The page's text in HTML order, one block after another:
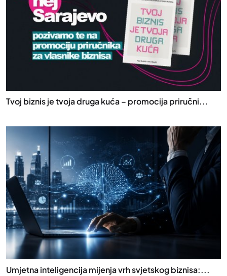
Tvoj biznis je tvoja druga kuća – promocija priručni...
Umjetna inteligencija mijenja vrh svjetskog biznisa:...